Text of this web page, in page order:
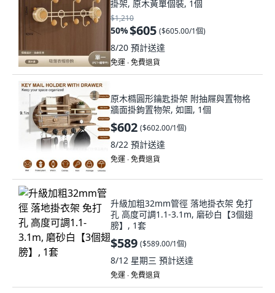
掛架, 原木黃單個裝, 1個
$1,210
50%$605 ($605.00/1個)
8/20 預計送達
免運 ∙ 免費退貨
原木橢圓形鑰匙掛架 附抽屜與置物格
牆面掛鉤置物架, 如圖, 1個
$602 ($602.00/1個)
8/22 預計送達
免運 ∙ 免費退貨
升級加粗32mm管徑 落地掛衣架 免打
孔 高度可調1.1-3.1m, 磨砂白【3個翅
膀】, 1套
$589 ($589.00/1個)
8/12 星期三 預計送達
免運 ∙ 免費退貨